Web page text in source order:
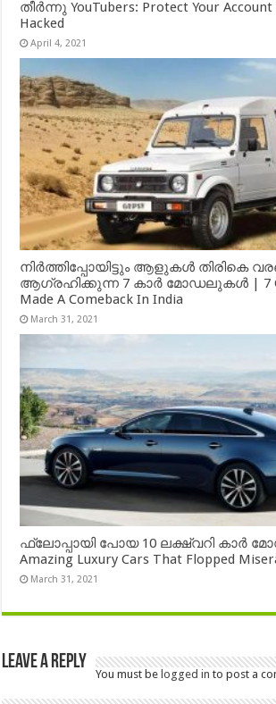
തീർന്നു YouTubers: Protect Your
Hacked
April 4, 2021
നിർത്തിപ്പോയിട്ടും ആളുകൾ തിരികെ
ആഗ്രഹിക്കുന്ന 7 കാർ മോഡലുകൾ | 7
Made A Comeback In India
March 31, 2021
ഫ്ലോപ്പായി പോയ 10 ലക്ഷ്വറി കാർ
Amazing Luxury Cars That Flopped
March 31, 2021
Leave a Reply
You must be logged in to post a